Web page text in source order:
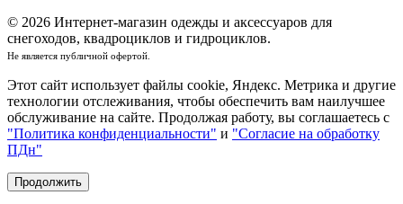
© 2026 Интернет-магазин одежды и аксессуаров для
снегоходов, квадроциклов и гидроциклов.
Не является публичной офертой.
Этот сайт использует файлы cookie, Яндекс. Метрика и другие
технологии отслеживания, чтобы обеспечить вам наилучшее
обслуживание на сайте. Продолжая работу, вы соглашаетесь с
"Политика конфиденциальности" и "Согласие на обработку
ПДн"
Продолжить